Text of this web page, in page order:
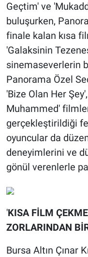
Geçtim' ve
buluşurken,
finale kalan kısa
'Galaksinin
sinemaseverlerin
Panorama Özel
'Bize Olan Her
Muhammed'
gerçekleştirildiği
oyuncular da
deneyimlerini ve
gönül verenlerle
'KISA FİLM
ZORLARINDAN
Bursa Altın Çınar